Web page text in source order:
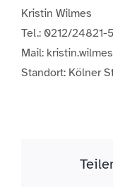
Kristin Wilmes
Tel.: 0212/24821-
Mail:
Standort: Kölner